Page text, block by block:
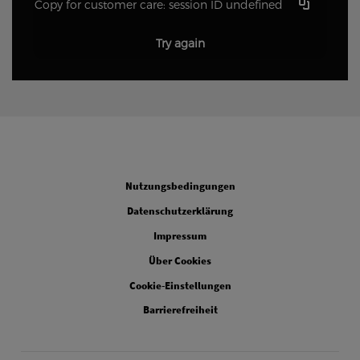
Copy for customer care: session ID undefined
Try again
Nutzungsbedingungen
Datenschutzerklärung
Impressum
Über Cookies
Cookie-Einstellungen
Barrierefreiheit